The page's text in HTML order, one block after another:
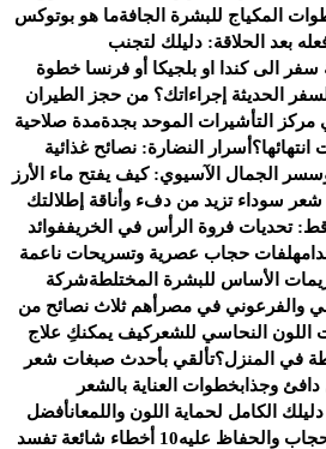
المكياج للبشرة الجافةما هو بوتوكس
بعد الحلاقة: دليلك لتجنب
الى كندا او بلجيكا أو فرنسا خطوة
الحديثة إجراءاتك؟ من حجز الطيران
مركز التأشيرات الموحد بجدةمدة صلاحية
أسرار النضارة: نصائح غذائية
سر الجمال الآسيوي: كيف يفتح ماء الأرز
سوداء تزيد من دفء وأناقة إطلالتك
تحديات فروة الرأس في الخريففوائد
لفات حجاب عصرية وتسريحات ناعمة
الأساس للبشرة المختلطةشركة
والفرعوني في مصر أهم ثلاث نصائح من
اللون النحاسي للشعركيف يمكنكِ علاج
في المنزل؟تألقي بأحدث صبغات شعر
وجذابخطوات العناية بالشعر
الكامل لحماية اللون واللمعانأفضل
والحفاظ عليه
10 أخطاء شائعة تفسد